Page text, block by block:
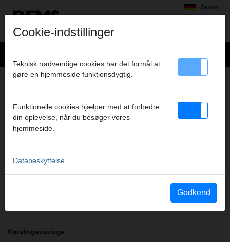
dansk
Produkter>Radialpress>REMS presstænger/REMS pressringe
REMS PRESSTANG VMPZ 1"
(PZ-2B) A1-32KN
Sikkerhedsanvisning PZ/PR/ZZ/PZ E01 / Kabelsaks
Katalogauszüge
Cookie-indstillinger
Teknisk nødvendige cookies har det formål at
gøre en hjemmeside funktionsdygtig.
Funktionelle cookies hjælper med at forbedre
din oplevelse, når du besøger vores
hjemmeside.
Databeskyttelse
Godkend